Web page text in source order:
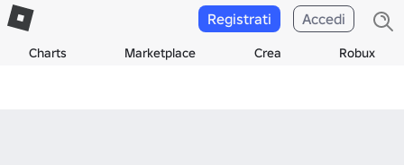
Charts Marketplace Crea Robux
Registrati Accedi